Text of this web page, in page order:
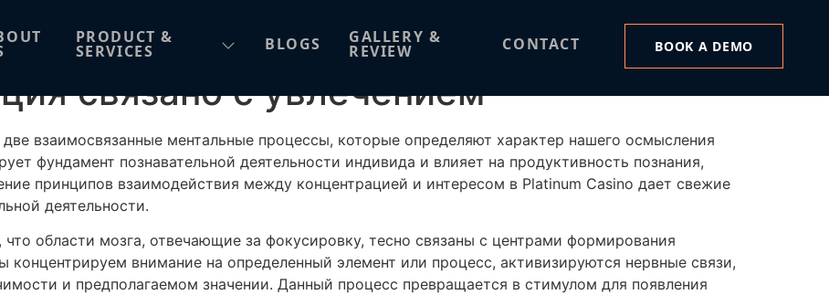
PRODUCT &
SERVICES BLOGS GALLERY &
REVIEW CONTACT BOOK A DEMO
связано с увлечением
связано с увлечением
взаимосвязанные ментальные процессы, которые определяют характер нашего осмысления
фундамент познавательной деятельности индивида и влияет на продуктивность познания,
принципов взаимодействия между концентрацией и интересом в Platinum Casino дает свежие
деятельности.
области мозга, отвечающие за фокусировку, тесно связаны с центрами формирования
концентрируем внимание на определенный элемент или процесс, активизируются нервные связи,
и предполагаемом значении. Данный процесс превращается в стимулом для появления